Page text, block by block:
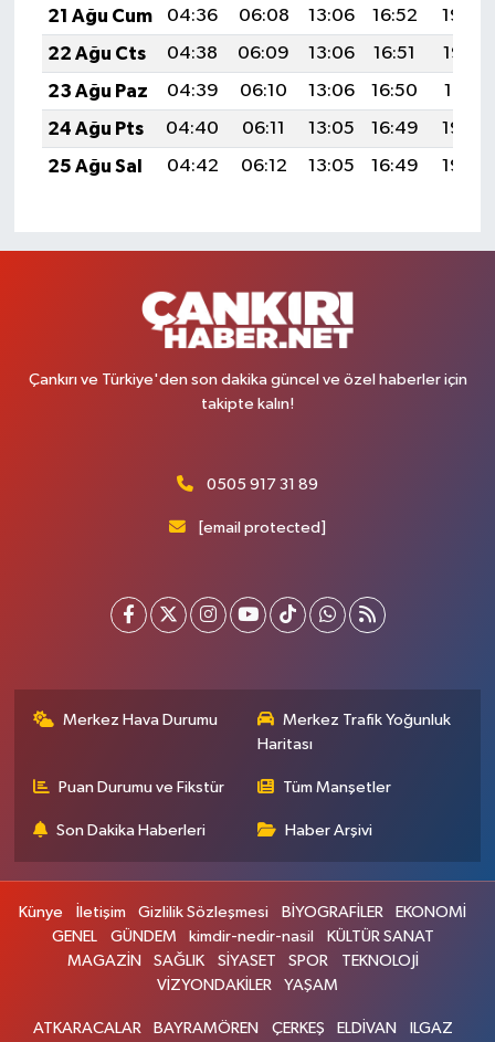
21 Ağu Cum
04:36 06:08 13:06 16:52
19:54
22 Ağu Cts
04:38 06:09 13:06 16:51
19:53
23 Ağu Paz
04:39 06:10 13:06 16:50
19:51
24 Ağu Pts
04:40 06:11 13:05 16:49
19:50
25 Ağu Sal
04:42 06:12 13:05 16:49 19:48
Çankırı ve Türkiye'den son dakika güncel ve özel haberler için
takipte kalın!
0505 917 31 89
[email protected]
Merkez Hava Durumu
Merkez Trafik Yoğunluk
Haritası
Puan Durumu ve Fikstür Tüm Manşetler
Son Dakika Haberleri Haber Arşivi
Künye İletişim Gizlilik Sözleşmesi BİYOGRAFİLER
EKONOMİ
GENEL
GÜNDEM kimdir-nedir-nasil
KÜLTÜR SANAT
MAGAZİN
SAĞLIK SİYASET SPOR
TEKNOLOJİ
VİZYONDAKİLER
YAŞAM
ATKARACALAR BAYRAMÖREN ÇERKEŞ ELDİVAN ILGAZ